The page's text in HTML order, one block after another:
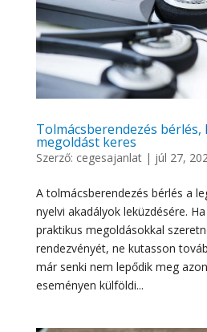
Tolmácsberendezés
megoldást keres
Szerző: cegesajanlat| júl 27,
A tolmácsberendezés bérlés a
nyelvi akadályok leküzdésére.
praktikus megoldásokkal
rendezvényét, ne kutasson
már senki nem lepődik meg
eseményen külföldi...